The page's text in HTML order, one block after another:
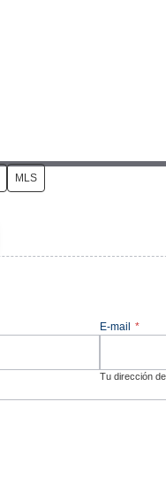
MLS
E-mail *
Tu dirección